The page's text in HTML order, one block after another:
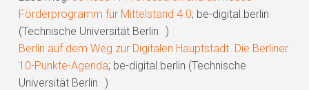
Förderprogramm für Mittelstand 4.0; be-digital.berlin
(Technische Universität Berlin )
Berlin auf dem Weg zur Digitalen Hauptstadt. Die Berliner
10-Punkte-Agenda; be-digital.berlin (Technische
Universität Berlin )